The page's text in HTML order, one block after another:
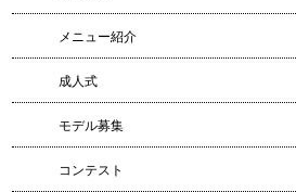
メニュー紹介
成人式
モデル募集
コンテスト